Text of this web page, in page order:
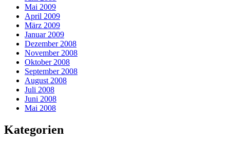
Mai 2009
April 2009
März 2009
Januar 2009
Dezember 2008
November 2008
Oktober 2008
September 2008
August 2008
Juli 2008
Juni 2008
Mai 2008
Kategorien